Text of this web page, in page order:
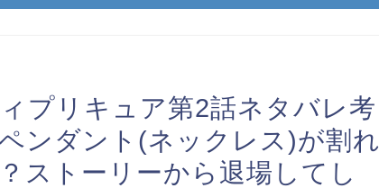
プリキュア第2話ネタバレ考
ンダント(ネックレス)が割れ
ストーリーから退場してし